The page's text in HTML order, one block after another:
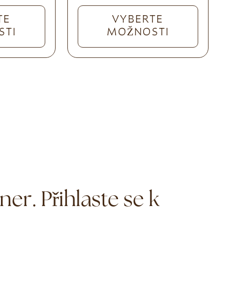
VYBERTE
MOŽNOSTI
Přihlaste se k